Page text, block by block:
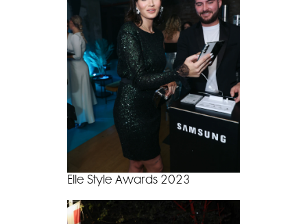
Elle Style Awards 2023